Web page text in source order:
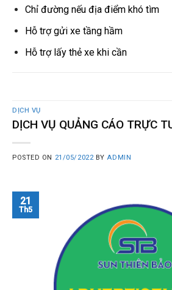
Chỉ đường nếu địa điểm khó tìm
Hỗ trợ gửi xe tầng hầm
Hỗ trợ lấy thẻ xe khi cần
DỊCH VỤ
DỊCH VỤ QUẢNG CÁO TRỰC
POSTED ON 21/05/2022BYADMIN
21
Th5